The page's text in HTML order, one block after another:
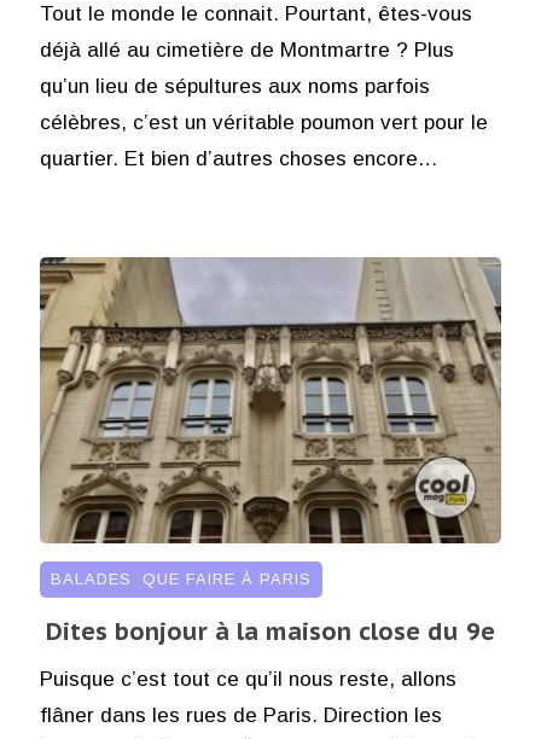
Tout le monde le connait. Pourtant, êtes-vous
déjà allé au cimetière de Montmartre ? Plus
qu’un lieu de sépultures aux noms parfois
célèbres, c’est un véritable poumon vert pour le
quartier. Et bien d’autres choses encore…
BALADES , QUE FAIRE À PARIS
Dites bonjour à la maison close du 9e
Puisque c’est tout ce qu’il nous reste, allons
flâner dans les rues de Paris. Direction les